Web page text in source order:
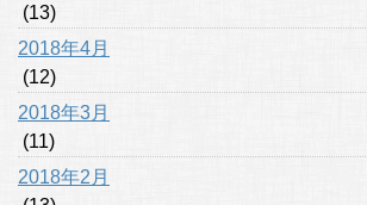
(13)
2018年4月
(12)
2018年3月
(11)
2018年2月